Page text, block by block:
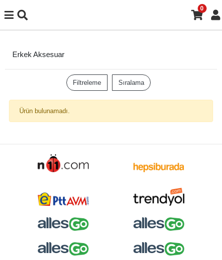
0
Erkek Aksesuar
Filtreleme Sıralama
Ürün bulunamadı.